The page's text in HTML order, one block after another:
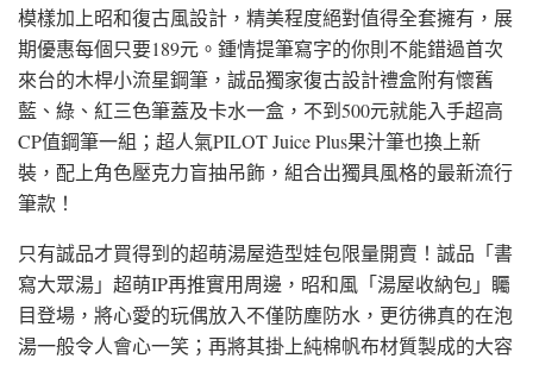
模樣加上昭和復古風設計，精美程度絕對值得全套擁有，展
期優惠每個只要189元。鍾情提筆寫字的你則不能錯過首次
來台的木桿小流星鋼筆，誠品獨家復古設計禮盒附有懷舊
藍、綠、紅三色筆蓋及卡水一盒，不到500元就能入手超高
CP值鋼筆一組；超人氣PILOT Juice Plus果汁筆也換上新
裝，配上角色壓克力盲抽吊飾，組合出獨具風格的最新流行
筆款！
只有誠品才買得到的超萌湯屋造型娃包限量開賣！誠品「書
寫大眾湯」超萌IP再推實用周邊，昭和風「湯屋收納包」矚
目登場，將心愛的玩偶放入不僅防塵防水，更彷彿真的在泡
湯一般令人會心一笑；再將其掛上純棉帆布材質製成的大容